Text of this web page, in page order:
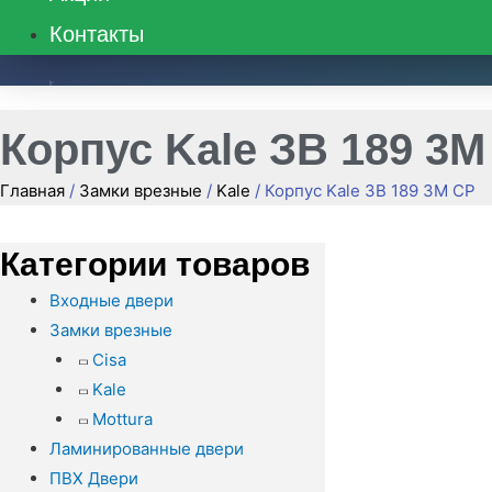
Контакты
Корпус Kale ЗВ 189
Главная / Замки врезные / Kale / Корпус Kale ЗВ 189 3M CP
Категории товаров
Входные двери
Замки врезные
Cisa
Kale
Mottura
Ламинированные двери
ПВХ Двери